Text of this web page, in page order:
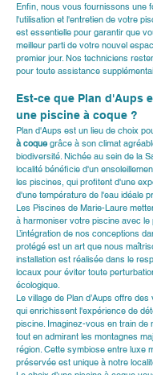
Enfin, nous vous fournissons une
l'utilisation et l'entretien de votre
est essentielle pour garantir que
meilleur parti de votre nouvel
premier jour. Nos techniciens
pour toute assistance
Est-ce que Plan d'Aups
une piscine à coque ?
Plan d'Aups est un lieu de choix
à coque grâce à son climat
biodiversité. Nichée au sein de la
localité bénéficie d'un
les piscines, qui profitent d'une
d'une température de l'eau idéale
Les Piscines de Marie-Laure
à harmoniser votre piscine avec le
L’intégration de nos conceptions
protégé est un art que nous
installation est réalisée dans le
locaux pour éviter toute
écologique.
Le village de Plan d’Aups offre
qui enrichissent l'expérience de
piscine. Imaginez-vous en train de
tout en admirant les montagnes
région. Cette symbiose entre luxe
préservée est unique à notre